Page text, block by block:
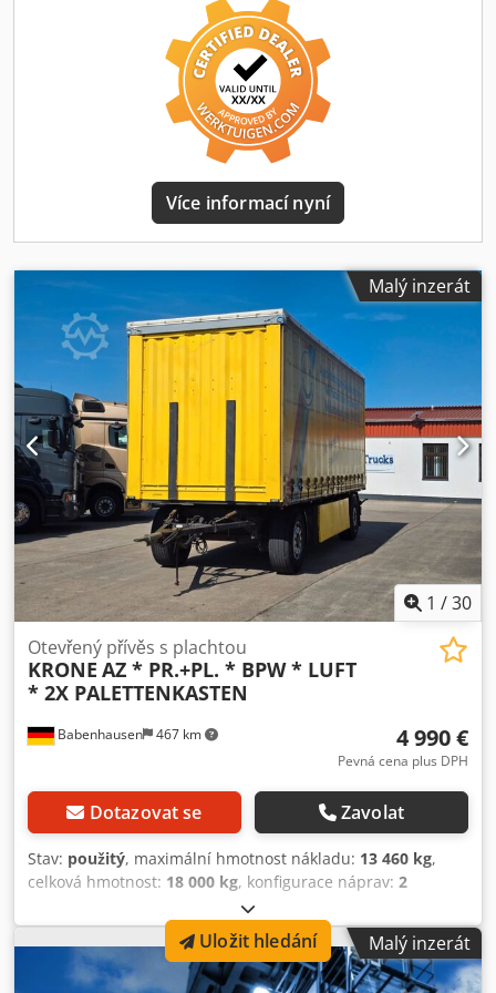
vysokou ložnou plochou * Nápravové tlumiče * Schválení
pro 100 km/h * Odnímatelné hliníkové bočnice *
Odnímatelné sloupky v rozích * 2x nájezdové rampy (2 500
mm) pod ložnou plochou * Automatické opěrné kolo *
Bubnové brzdy * Samonatáhovací brzdový systém Knott *
Podlaha ze dřeva (jednodílná protiskluzová překližka) * 24x
kotvící hák na ložné ploše * Vysoká plachta s obloukovým
rámem * Posuvná plachta vlevo a vpravo ... a mnoho
dalšího. ---- Chsdpfxjzh Sl Ss Acasa Vozidlo je v
nevyčištěném stavu! Celostátní doručení možné za
příplatek. Omyly a mezitímní prodej vyhrazeny. Vaše
možné i bez akontace! Máte další otázky? Rádi vám
poradíme!
Více informací nyní
Malý inzerát
1 /30
Babenhausen 467 km
Otevřený přívěs s plachtou
KRONE AZ * PR.+PL. * BPW * LUFT
* 2X PALETTENKASTEN
4 990 €
Pevná cena plus DPH
Dotazovat se Zavolat
Stav: použitý, maximální hmotnost nákladu: 13 460 kg,
celková hmotnost: 18 000 kg, konfigurace náprav: 2
07/2010
7 315 mm, šířka ložného prostoru: 2 459 mm, výška
ložného prostoru:2 666 mm, celková délka:9 085 mm,
celková šířka:2 550 mm, celková výška:4 000 mm, Rok
Malý inzerát
Uložit hledání